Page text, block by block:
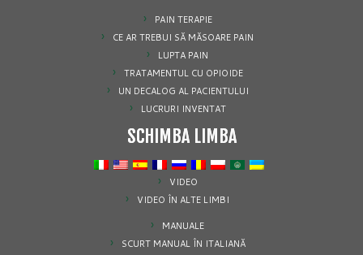
PAIN TERAPIE
CE AR TREBUI SĂ MĂSOARE PAIN
LUPTA PAIN
TRATAMENTUL CU OPIOIDE
UN DECALOG AL PACIENTULUI
LUCRURI INVENTAT
SCHIMBA LIMBA
VIDEO
VIDEO ÎN ALTE LIMBI
MANUALE
SCURT MANUAL ÎN ITALIANĂ